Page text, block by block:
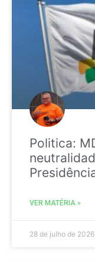
Politica:
VER MATÉRIA »
28 de julho de 2026